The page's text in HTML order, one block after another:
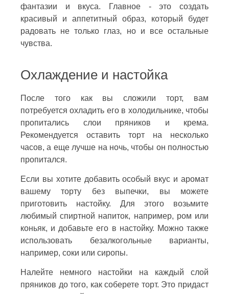
фантазии и вкуса. Главное - это создать
красивый и аппетитный образ, который будет
радовать не только глаз, но и все остальные
чувства.
Охлаждение и настойка
После того как вы сложили торт, вам
потребуется охладить его в холодильнике, чтобы
пропитались слои пряников и крема.
Рекомендуется оставить торт на несколько
часов, а еще лучше на ночь, чтобы он полностью
пропитался.
Если вы хотите добавить особый вкус и аромат
вашему торту без выпечки, вы можете
приготовить настойку. Для этого возьмите
любимый спиртной напиток, например, ром или
коньяк, и добавьте его в настойку. Можно также
использовать безалкогольные варианты,
например, соки или сиропы.
Налейте немного настойки на каждый слой
пряников до того, как соберете торт. Это придаст